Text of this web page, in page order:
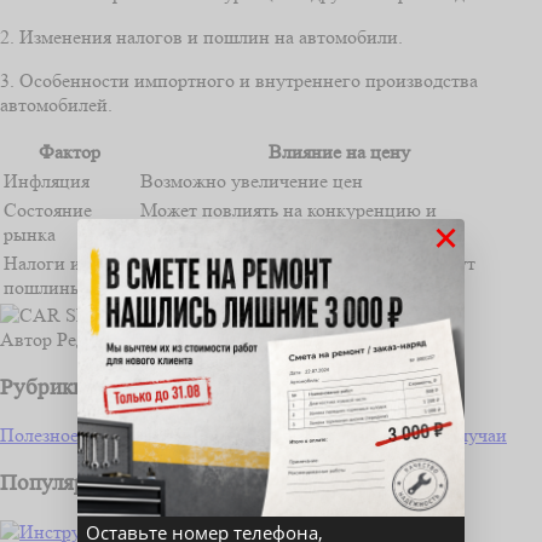
2. Изменения налогов и пошлин на автомобили.
3. Особенности импортного и внутреннего производства
автомобилей.
Фактор
Влияние на цену
Инфляция
Возможно увеличение цен
Состояние
рынка
Может повлиять на конкуренцию и
Налоги и
пошлины
Изменения в налоговой политике могут
повлиять на цену
Автор Редакция сайта CAR SERVICE
Рубрики
Полезное водителю Ремонт и обслуживание Частные случаи
Популярные статьи
×
Оставьте номер телефона,